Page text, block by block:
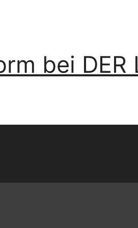
bei DER